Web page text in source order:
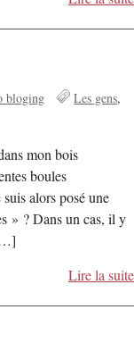
bloging
Les gens
mon bois
boules
alors posé une
» ? Dans un cas, il y
Lire la suite